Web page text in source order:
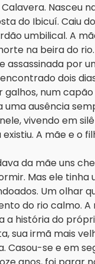
Nasceu
do Ibicuí. Caiu
umbilical. A
na beira do
assassinada por
dois
num
uma ausência
vivendo em
A mãe e o
da mãe uns
Mas ele
Um olhar
do rio calmo.
a história do
sua irmã mais
Casou-se e em